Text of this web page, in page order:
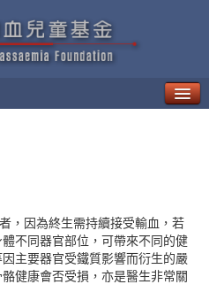
，因為終生需持續接受輸血，若
不同器官部位，可帶來不同的健
主要器官受鐵質影響而衍生的嚴
健康會否受損，亦是醫生非常關